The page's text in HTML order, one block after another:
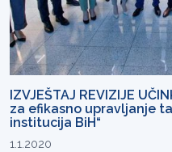
IZVJEŠTAJ REVIZIJE
za efikasno upravljanje
institucija BiH“
1.1.2020